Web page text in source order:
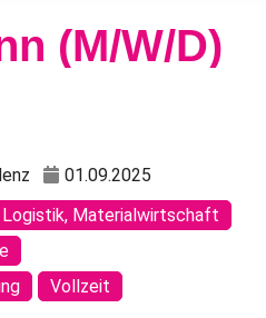
(m/w/d)
01.09.2025
Logistik, Materialwirtschaft
Vollzeit